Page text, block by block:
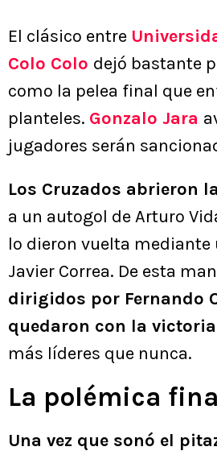
El clásico entre
Colo Colo dejó bastante
como la pelea final que
planteles. Gonzalo Jara
jugadores serán
Los Cruzados abrieron
a un autogol de Arturo
lo dieron vuelta mediante
Javier Correa. De esta
dirigidos por Fernando
quedaron con la victoria
más líderes que nunca.
La polémica
Una vez que sonó el